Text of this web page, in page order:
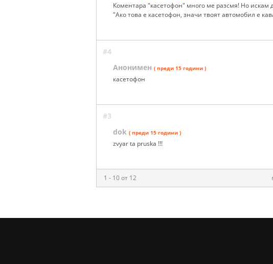
Коментара "касетофон" много ме разсмя! Но искам
"Ако това е касетофон, значи твоят автомобил е
#4
Анонимен ( преди 15 години )
касетофон
#3
dok ( преди 15 години )
zvyar ta pruska !!!
1 - 10 от 12